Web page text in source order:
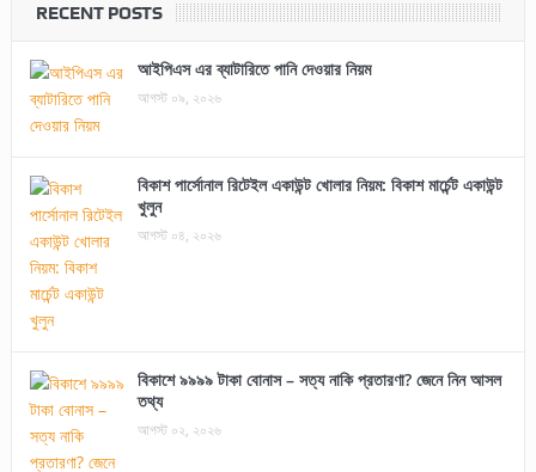
RECENT POSTS
আইপিএস এর ব্যাটারিতে পানি দেওয়ার নিয়ম
আগস্ট ০৯, ২০২৬
বিকাশ পার্সোনাল রিটেইল একাউন্ট খোলার নিয়ম: বিকাশ মার্চেন্ট একাউন্ট
খুলুন
আগস্ট ০৪, ২০২৬
বিকাশে ৯৯৯৯ টাকা বোনাস – সত্য নাকি প্রতারণা? জেনে নিন আসল
তথ্য
আগস্ট ০২, ২০২৬